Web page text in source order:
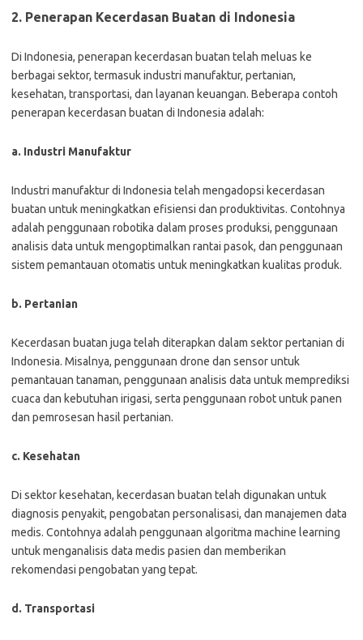
2. Penerapan Kecerdasan Buatan di Indonesia
Di Indonesia, penerapan kecerdasan buatan telah meluas ke
berbagai sektor, termasuk industri manufaktur, pertanian,
kesehatan, transportasi, dan layanan keuangan. Beberapa contoh
penerapan kecerdasan buatan di Indonesia adalah:
a. Industri Manufaktur
Industri manufaktur di Indonesia telah mengadopsi kecerdasan
buatan untuk meningkatkan efisiensi dan produktivitas. Contohnya
adalah penggunaan robotika dalam proses produksi, penggunaan
analisis data untuk mengoptimalkan rantai pasok, dan penggunaan
sistem pemantauan otomatis untuk meningkatkan kualitas produk.
b. Pertanian
Kecerdasan buatan juga telah diterapkan dalam sektor pertanian di
Indonesia. Misalnya, penggunaan drone dan sensor untuk
pemantauan tanaman, penggunaan analisis data untuk memprediksi
cuaca dan kebutuhan irigasi, serta penggunaan robot untuk panen
dan pemrosesan hasil pertanian.
c. Kesehatan
Di sektor kesehatan, kecerdasan buatan telah digunakan untuk
diagnosis penyakit, pengobatan personalisasi, dan manajemen data
medis. Contohnya adalah penggunaan algoritma machine learning
untuk menganalisis data medis pasien dan memberikan
rekomendasi pengobatan yang tepat.
d. Transportasi